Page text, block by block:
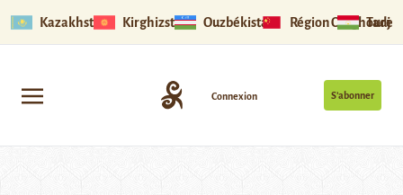
Kazakhstan Kirghizstan Ouzbékistan Région Ouïghoure
S’abonner
Connexion